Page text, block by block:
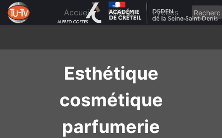
content
Accueil Filières Lycées
Esthétique
cosmétique
parfumerie